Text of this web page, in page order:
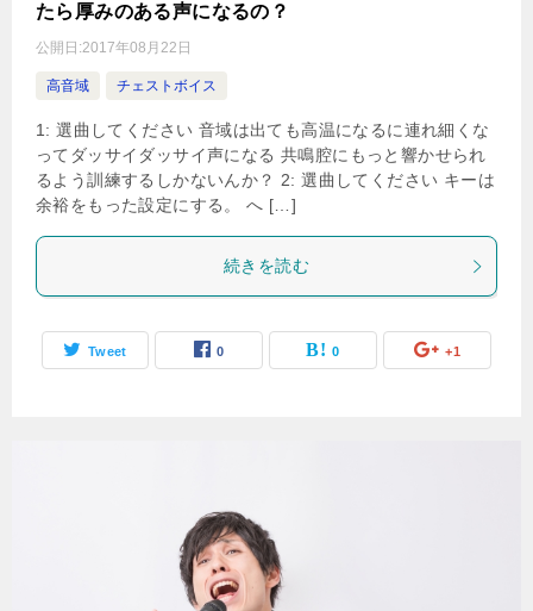
たら厚みのある声になるの？
公開日:2017年08月22日
高音域 チェストボイス
1: 選曲してください 音域は出ても高温になるに連れ細くな
ってダッサイダッサイ声になる 共鳴腔にもっと響かせられ
るよう訓練するしかないんか？ 2: 選曲してください キーは
余裕をもった設定にする。 へ […]
続きを読む
Tweet 0 0 +1